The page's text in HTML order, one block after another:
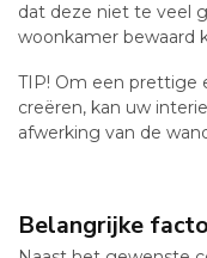
dat deze niet te veel
woonkamer bewaard
TIP! Om een prettige
creëren, kan uw
afwerking van de
Belangrijke